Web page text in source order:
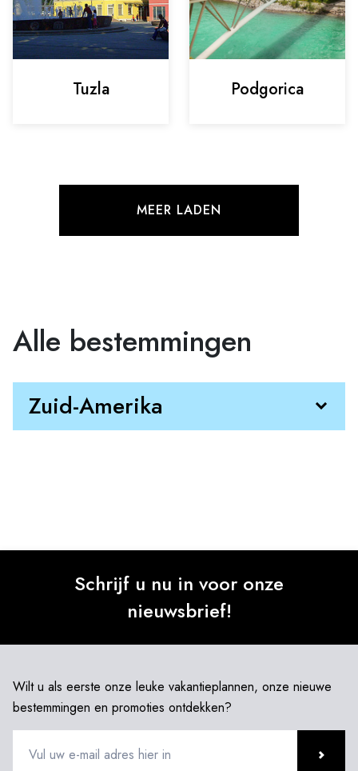
Tuzla Podgorica
MEER LADEN
Alle bestemmingen
Zuid-Amerika
Schrijf u nu in voor onze
nieuwsbrief!
Wilt u als eerste onze leuke vakantieplannen, onze nieuwe
bestemmingen en promoties ontdekken?